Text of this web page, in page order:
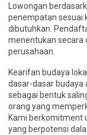
Lowongan
penempatan sesuai
dibutuhkan.
menentukan secara
perusahaan.
Kearifan budaya
dasar-dasar budaya
sebagai bentuk
orang yang
Kami berkomitment
yang berpotensi